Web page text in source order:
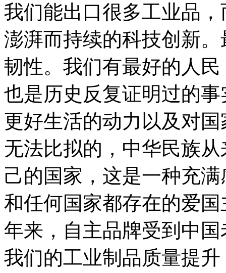
我们能出口很多工业品
澎湃而持续的科技创新
韧性。我们有最好的人
也是历史反复证明过的
更好生活的动力以及对
无法比拟的，中华民族
己的国家，这是一种充
和任何国家都存在的爱
年来，自主品牌受到中
我们的工业制品质量提